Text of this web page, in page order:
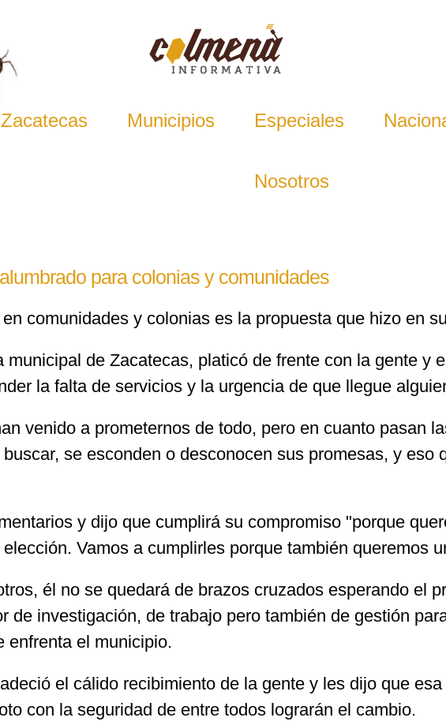
Zacatecas Municipios Especiales
Nosotros
para colonias y comunidades
comunidades y colonias es la propuesta que hizo en
municipal de Zacatecas, platicó de frente con la gente y
la falta de servicios y la urgencia de que llegue
venido a prometernos de todo, pero en cuanto pasan
se esconden o desconocen sus promesas, y eso
y dijo que cumplirá su compromiso "porque
Vamos a cumplirles porque también queremos
él no se quedará de brazos cruzados esperando el
de investigación, de trabajo pero también de gestión
enfrenta el municipio.
el cálido recibimiento de la gente y les dijo que
con la seguridad de entre todos lograrán el cambio.